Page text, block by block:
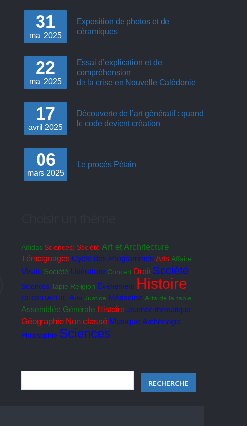
31
mai 2025
Exposition de photos et de
céramiques
22
mai 2025
Essai d’explication et de
compréhension
de la crise en Nouvelle Calédonie
17
avril 2025
Découverte de l’art génératif : quand
le code devient création
06
mars 2025
Le procès Pétain
Adidas Sciences; Société Art et Architecture
Témoignages Cycle des Programmes Arts Affaire
Visite Société Littérature Concert Droit Société
Sciences Tapie Religion Evénement Histoire
GEOGRAPHIE Arts Justice Médecine Arts de la table
Assemblée Générale Histoire Journée thématique
Géographie Non classé Musique Archéologie
Philosophie Sciences